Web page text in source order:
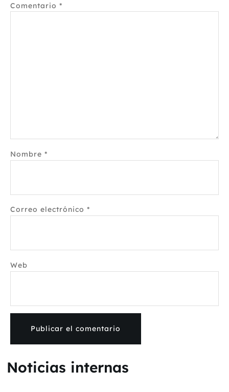
Comentario *
Nombre *
Correo electrónico *
Web
Noticias internas